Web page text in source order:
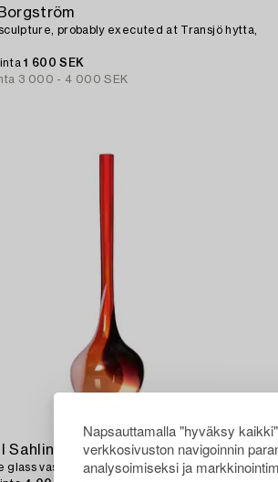
Napsauttamalla "hyväksy
verkkosivuston navigoinnin
analysoimiseksi ja
probably executed at Transjö hytta,
1 600 SEK
3 000 - 4 000 SEK
Sahlin
glass vase, Kosta Boda, Sweden.